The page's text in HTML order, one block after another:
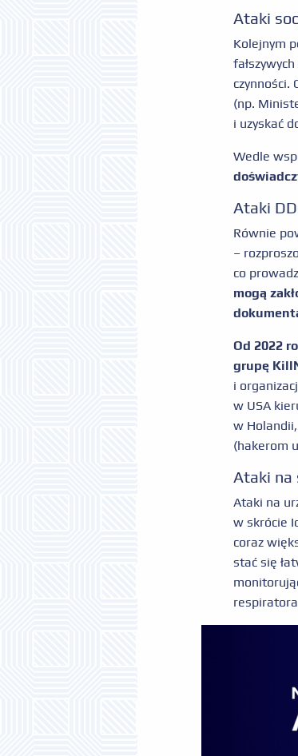
Ataki
Kolejnym
czynności.
(np.
i uzyskać
Wedle
Ataki
Równie
–
co
mogą
Od 2022
grupę
i
w USA
w
(hakerom
Ataki na
Ataki na
w skrócie
coraz
stać się